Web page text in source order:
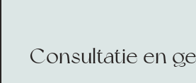
Consultatie en